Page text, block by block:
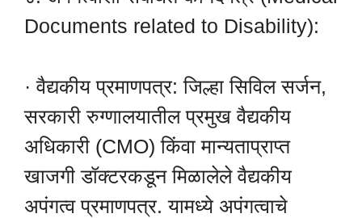
Documents related to Disability):
· वैद्यकीय प्रमाणपत्र: जिल्हा सिविल सर्जन,
सरकारी रुग्णालयातील प्रमुख वैद्यकीय
अधिकारी (CMO) किंवा मान्यताप्राप्त
खाजगी डॉक्टरकडून मिळालेले वैद्यकीय
अपंगत्व प्रमाणपत्र. यामध्ये अपंगत्वाचे